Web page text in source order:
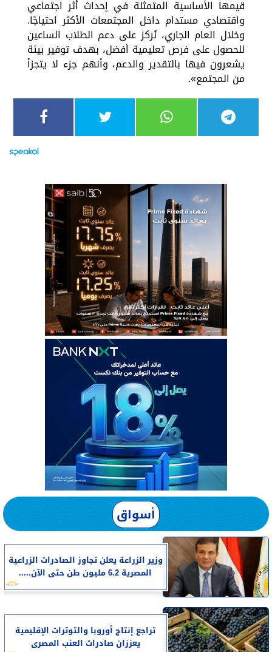
قيمها الأساسية المتمثلة في إحداث أثر اجتماعي
واقتصادي مستدام داخل المجتمعات الأكثر احتياجًا.
وخلال العام الجاري، نُركز على دعم الطلاب الساعين
للحصول على فرص تعليمية أفضل، بهدف توفير بيئة
يشعرون فيها بالتقدير والدعم، وأنهم جزء لا يتجزأ
من المجتمع».
أسواق
وزير الزراعة يعلن تجاوز الصادرات الزراعية
المصرية 6.2 مليون طن حتى الآن.....
تراجع إنتاج أوروبا والتوترات الإقليمية
يعززان صادرات العنب المصرى